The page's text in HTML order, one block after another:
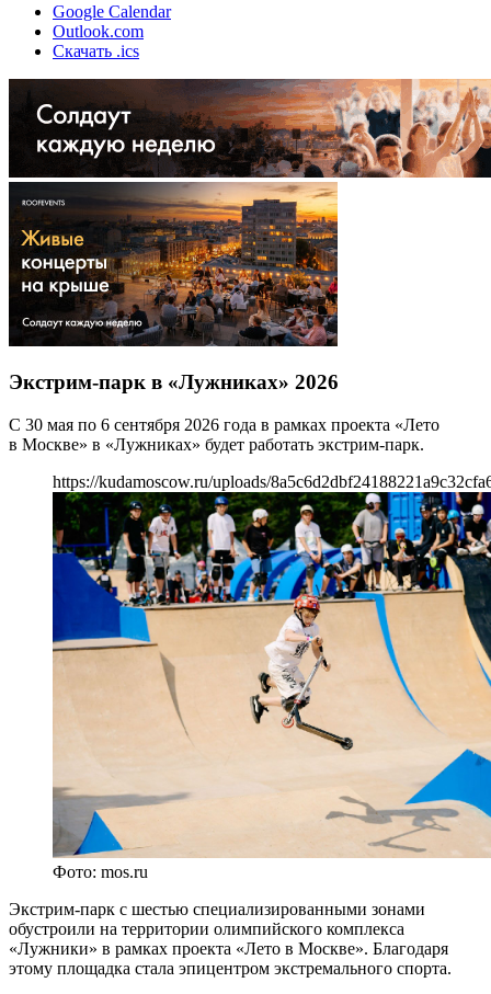
Google Calendar
Outlook.com
Скачать .ics
Экстрим-парк в «Лужниках» 2026
С 30 мая по 6 сентября 2026 года в рамках проекта «Лето
в Москве» в «Лужниках» будет работать экстрим-парк.
https://kudamoscow.ru/uploads/
Фото: mos.ru
Экстрим-парк с шестью специализированными зонами
обустроили на территории олимпийского комплекса
«Лужники» в рамках проекта «Лето в Москве». Благодаря
этому площадка стала эпицентром экстремального спорта.